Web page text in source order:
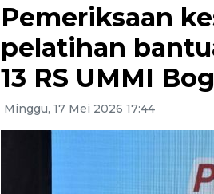
Pemeriksaan
pelatihan
13 RS UMMI
Minggu, 17 Mei 2026 17:44